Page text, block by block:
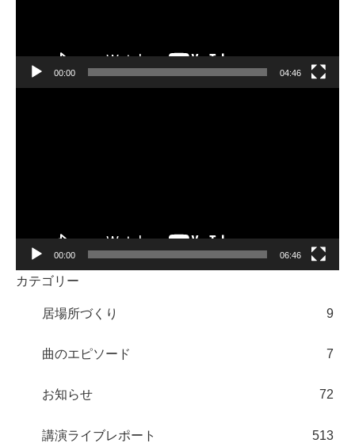
00:00 04:46
00:00 06:46
カテゴリー
居場所づくり 9
曲のエピソード 7
お知らせ 72
講演ライブレポート 513